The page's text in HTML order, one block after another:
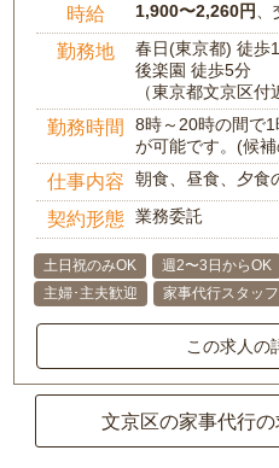
時給 1,900〜2,260円
勤務地
春日(東京都) 徒歩
後楽園 徒歩5分
（東京都文京区付
勤務時間
8時～20時の間で
が可能です。(候
仕事内容 朝食、昼食、夕食
契約形態 業務委託
土日祝のみOK 週2〜3日からOK
主婦･主夫歓迎
家事代行スタッ
この求人の
文京区の家事代行